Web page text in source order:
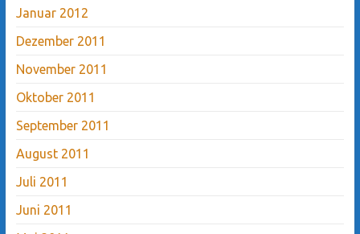
Januar 2012
Dezember 2011
November 2011
Oktober 2011
September 2011
August 2011
Juli 2011
Juni 2011